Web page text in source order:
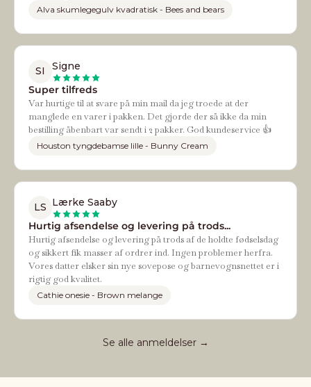
Alva skumlegegulv kvadratisk - Bees and bears
SI
Signe
Super tilfreds
Var hurtige til at svare på min mail da jeg troede at der
manglede en varer i pakken. Det gjorde der så ikke da min
bestilling åbenbart var sendt i 2 pakker. God kundeservice 👍
Houston tyngdebamse lille - Bunny Cream
LS Lærke Saaby
Hurtig afsendelse og levering på trods...
Hurtig afsendelse og levering på trods af de holdte fødselsdag
og sikkert fik masser af ordrer ind. Ingen problemer herfra.
Vores datter elsker sin nye sovepose og barnevognsnettet er i
rigtig god kvalitet.
Cathie onesie - Brown melange
Se alle anmeldelser →